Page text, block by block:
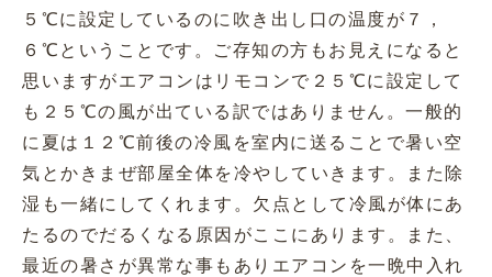
５℃に設定しているのに吹き出し口の温度が７，
６℃ということです。ご存知の方もお見えになると
思いますがエアコンはリモコンで２５℃に設定して
も２５℃の風が出ている訳ではありません。一般的
に夏は１２℃前後の冷風を室内に送ることで暑い空
気とかきまぜ部屋全体を冷やしていきます。また除
湿も一緒にしてくれます。欠点として冷風が体にあ
たるのでだるくなる原因がここにあります。また、
最近の暑さが異常な事もありエアコンを一晩中入れ